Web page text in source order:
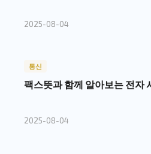
2025-08-04
통신
팩스뜻과 함께 알아보는 전자
2025-08-04